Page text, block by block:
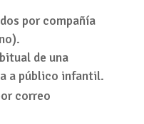
por compañía
de una
a público infantil.
correo